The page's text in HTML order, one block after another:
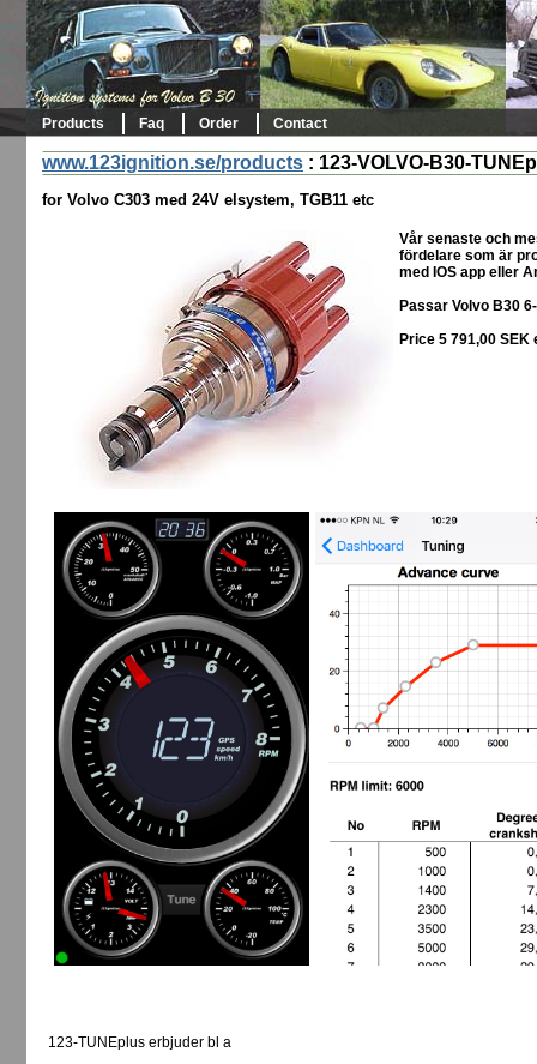
Products Faq Order Contact
www.123ignition.se/products : 123-VOLVO-B30-
for Volvo C303 med 24V elsystem, TGB11 etc
Vår senaste och
fördelare som är
med IOS app eller
Passar Volvo B30
Price 5 791,00 SEK
123-TUNEplus erbjuder bl a